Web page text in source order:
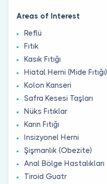
Areas of Interest
Reflü
Fıtık
Kasık Fıtığı
Hiatal Herni (Mide Fıtığı)
Kolon Kanseri
Safra Kesesi Taşları
Nüks Fıtıklar
Karın Fıtığı
Insizyonel Herni
Şişmanlık (Obezite)
Anal Bölge Hastalıkları
Tiroid Guatr